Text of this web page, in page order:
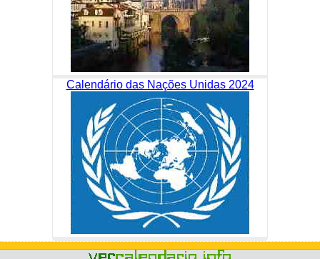
Calendário das Nações Unidas 2024